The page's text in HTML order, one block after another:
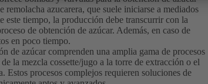
azucarera, que suele iniciarse a mediados
este tiempo, la producción debe transcurrir con la
de obtención de azúcar. Además, en caso de
en poco tiempo.
de azúcar comprenden una amplia gama de procesos
la mezcla cossette/jugo a la torre de extracción o el
Estos procesos complejos requieren soluciones de